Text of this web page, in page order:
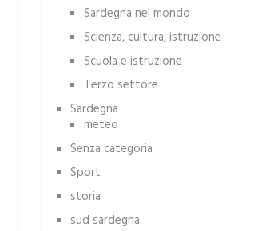
Sardegna nel mondo
Scienza, cultura, istruzione
Scuola e istruzione
Terzo settore
Sardegna
meteo
Senza categoria
Sport
storia
sud sardegna